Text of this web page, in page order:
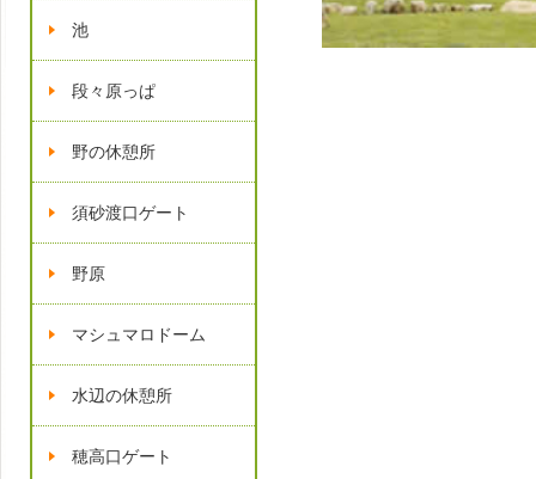
池
段々原っぱ
野の休憩所
須砂渡口ゲート
野原
マシュマロドーム
水辺の休憩所
穂高口ゲート